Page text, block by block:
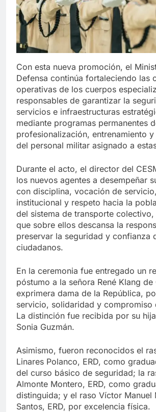
Con esta nueva promoción, el
Defensa continúa fortaleciendo las
operativas de los cuerpos
responsables de garantizar la
servicios e infraestructuras
mediante programas permanentes
profesionalización, entrenamiento
del personal militar asignado a
Durante el acto, el director del
los nuevos agentes a desempeñar
con disciplina, vocación de
institucional y respeto hacia la
del sistema de transporte colectivo,
que sobre ellos descansa la
preservar la seguridad y confianza
ciudadanos.
En la ceremonia fue entregado un
póstumo a la señora René Klang de
exprimera dama de la República,
servicio, solidaridad y compromiso
La distinción fue recibida por su
Sonia Guzmán.
Asimismo, fueron reconocidos el
Linares Polanco, ERD, como
del curso básico de seguridad; la
Almonte Montero, ERD, como
distinguida; y el raso Víctor Manuel
Santos, ERD, por excelencia física.